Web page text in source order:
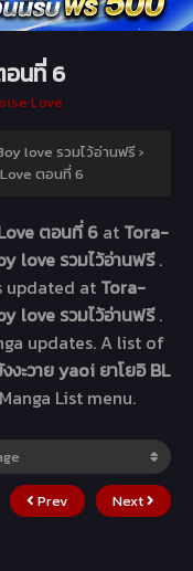
นที่ 6
Love
love รวมไว้อ่านฟรี ›
ตอนที่ 6
ตอนที่ 6 at Tora-
love รวมไว้อ่านฟรี.
updated at Tora-
love รวมไว้อ่านฟรี.
updates. A list of
ะวาย yaoi ยาโยอิ BL
List menu.
Prev Next